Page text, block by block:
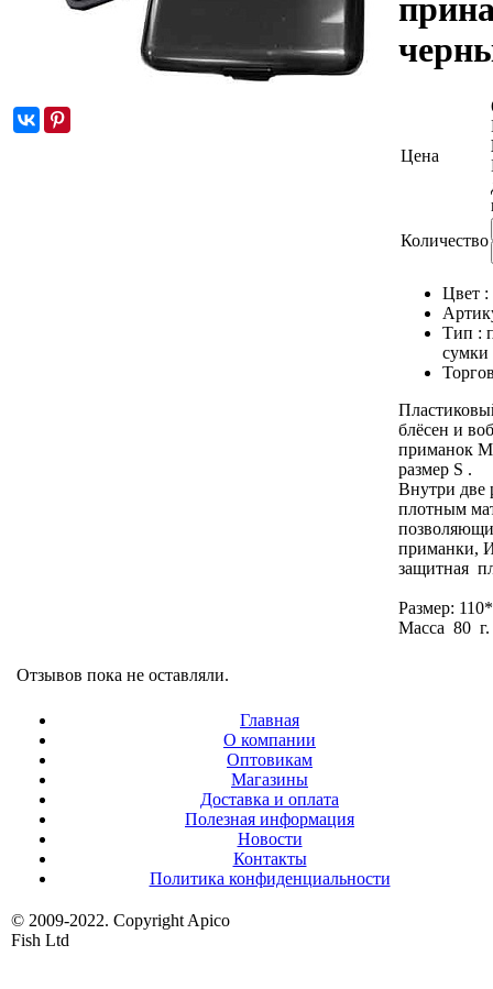
Цена
Количество
Цвет :
Тип :
сумки
блёсен и
приманок
размер S .
Внутри две
плотным
приманки,
защитная
Размер:
Масса 80 г.
Отзывов пока не оставляли.
Главная
О компании
Оптовикам
Магазины
Доставка и оплата
Полезная информация
Новости
Контакты
Политика конфиденциальности
© 2009-2022. Copyright Apico
Fish Ltd